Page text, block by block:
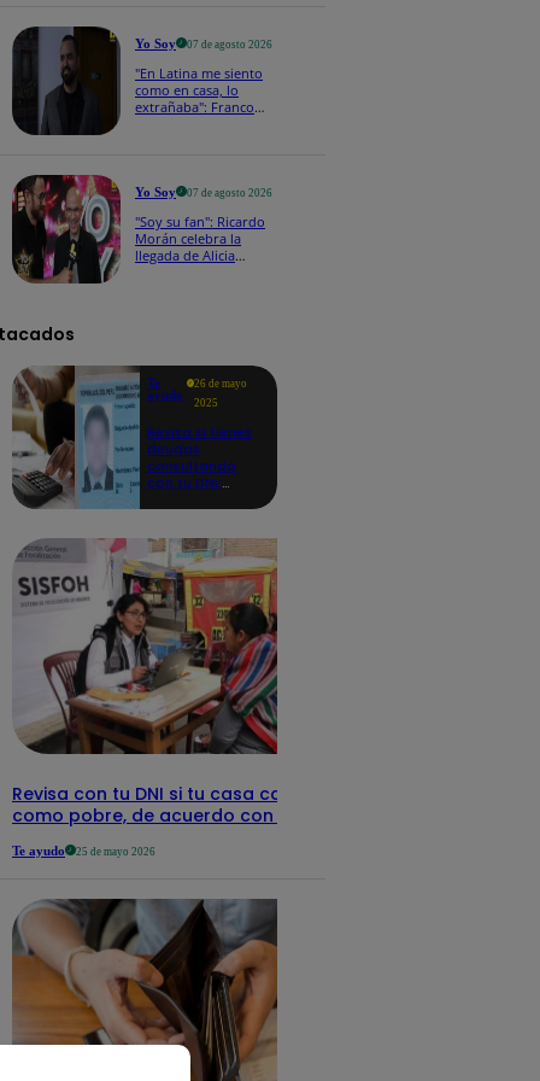
Yo Soy 07 de agosto 2026
"En Latina me siento
como en casa, lo
extrañaba": Franco
Yo Soy 07 de agosto 2026
"Soy su fan": Ricardo
Morán celebra la
llegada de Alicia
Te
ayudo
26 de mayo
2025
Revisa si tienes
deudas
consultando
con tu DNI:
Revisa con tu DNI si tu casa califica
como pobre, de acuerdo con el Sisfoh
Te ayudo 25 de mayo 2026